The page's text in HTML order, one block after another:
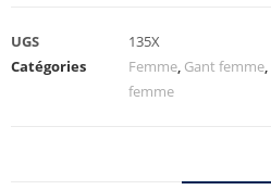
UGS
135X
Catégories
Femme, Gant femme,
femme